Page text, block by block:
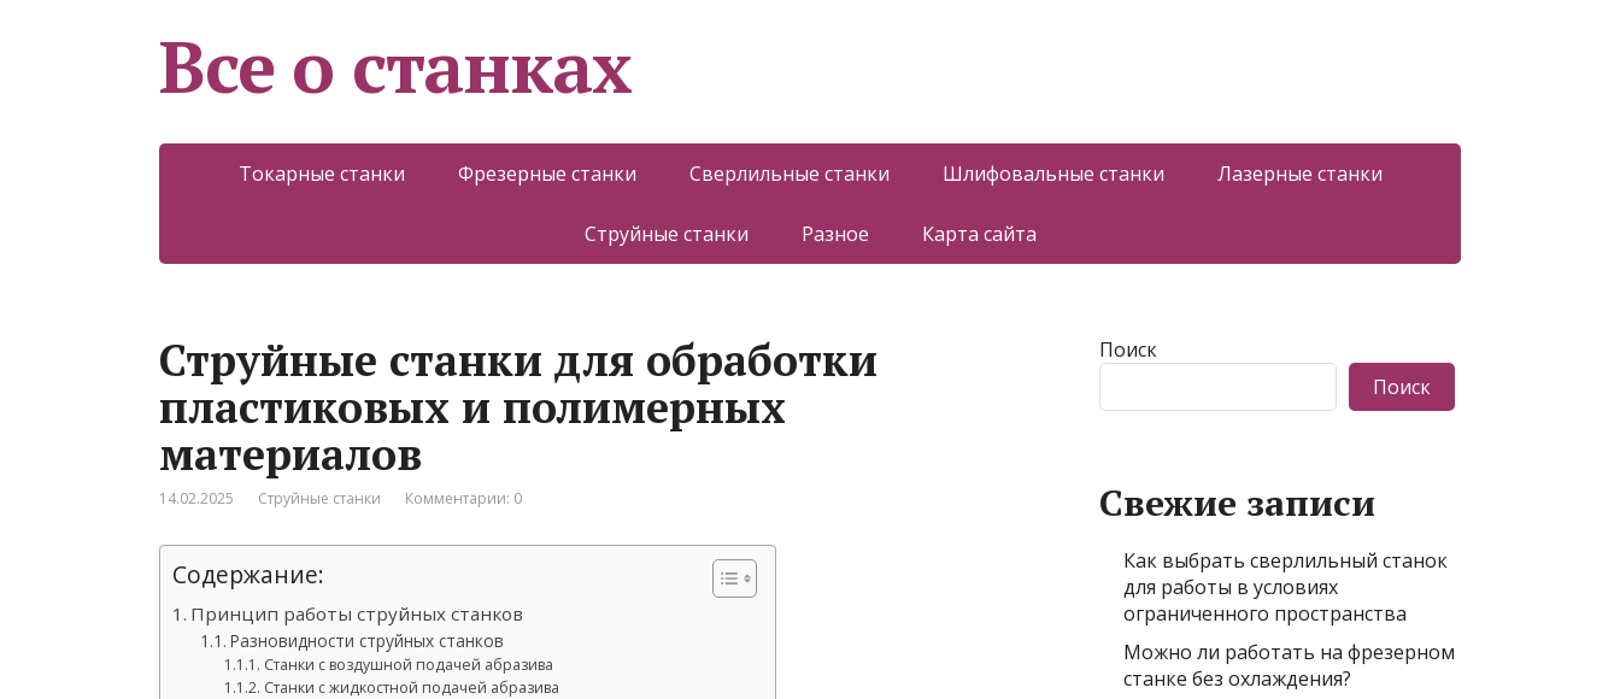
Все о станках
Токарные станки Фрезерные станки Сверлильные станки Шлифовальные станки Лазерные станки
Струйные станки Разное Карта сайта
Струйные станки для обработки
пластиковых и полимерных
материалов
14.02.2025 Струйные станки Комментарии: 0
Содержание:
Принцип работы струйных станков
Разновидности струйных станков
Станки с воздушной подачей абразива
Станки с жидкостной подачей абразива
Поиск
Поиск
Свежие записи
Как выбрать сверлильный станок
для работы в условиях
ограниченного пространства
Можно ли работать на фрезерном
станке без охлаждения?